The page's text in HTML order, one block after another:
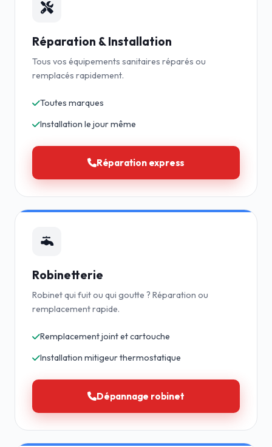
Réparation & Installation
Tous vos équipements sanitaires réparés ou
remplacés rapidement.
Toutes marques
Installation le jour même
Réparation express
Robinetterie
Robinet qui fuit ou qui goutte ? Réparation ou
remplacement rapide.
Remplacement joint et cartouche
Installation mitigeur thermostatique
Dépannage robinet